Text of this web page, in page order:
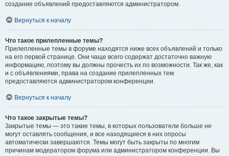
создание объявлений предоставляются администратором.
Вернуться к началу
Что такое прилепленные темы?
Прилепленные темы в форуме находятся ниже всех объявлений и только
на его первой странице. Они чаще всего содержат достаточно важную
информацию, поэтому вы должны прочесть их по возможности. Так же, как
и с объявлениями, права на создание прилепленных тем
предоставляются администратором конференции.
Вернуться к началу
Что такое закрытые темы?
Закрытые темы — это такие темы, в которых пользователи больше не
могут оставлять сообщения, и все находящиеся в них опросы
автоматически завершаются. Темы могут быть закрыты по многим
причинам модератором форума или администратором конференции. Вы